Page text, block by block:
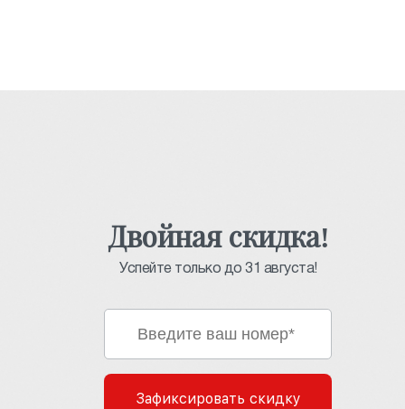
Двойная скидка!
Успейте только до 31 августа!
Зафиксировать скидку